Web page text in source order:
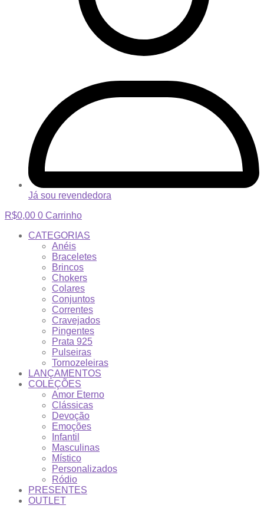
Já sou revendedora
R$0,00 0 Carrinho
CATEGORIAS
Anéis
Braceletes
Brincos
Chokers
Colares
Conjuntos
Correntes
Cravejados
Pingentes
Prata 925
Pulseiras
Tornozeleiras
LANÇAMENTOS
COLEÇÕES
Amor Eterno
Clássicas
Devoção
Emoções
Infantil
Masculinas
Místico
Personalizados
Ródio
PRESENTES
OUTLET